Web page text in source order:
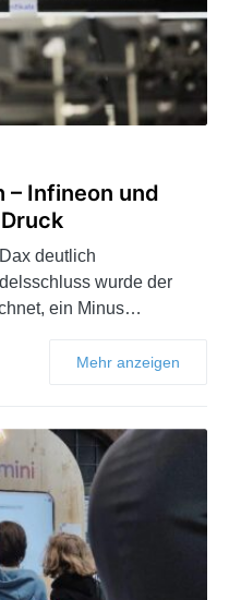
– Infineon und
deutlich
wurde der
ein Minus…
Mehr anzeigen